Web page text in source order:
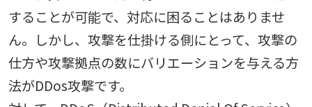
することが可能で、対応に困ることはありませ
ん。しかし、攻撃を仕掛ける側にとって、攻撃の
仕方や攻撃拠点の数にバリエーションを与える方
法がDDos攻撃です。